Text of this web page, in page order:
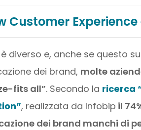
Customer
diverso e, anche se questo
dei brand, molte
fits all”. Secondo la ricerca
, realizzata da Infobip il
dei brand manchi di